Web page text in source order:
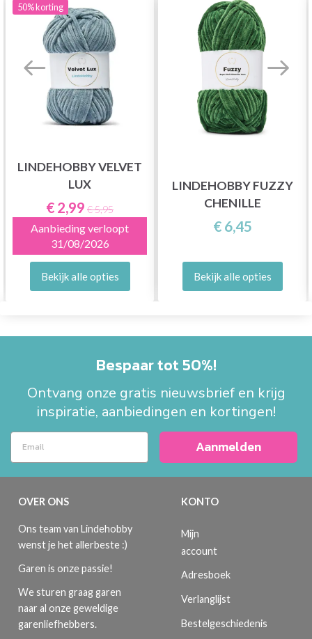
50%korting
LINDEHOBBY VELVET
LUX
€ 2,99 € 5,95
Aanbieding verloopt
31/08/2026
Bekijk alle opties
LINDEHOBBY FUZZY
CHENILLE
€ 6,45
Bekijk alle opties
Bespaar tot 50%!
Ontvang onze gratis nieuwsbrief en krijg
inspiratie, aanbiedingen en kortingen!
Aanmelden
OVER ONS
Ons team van Lindehobby
wenst je het allerbeste :)
Garen is onze passie!
We sturen graag garen
naar al onze geweldige
garenliefhebbers.
KONTO
Mijn
account
Adresboek
Verlanglijst
Bestelgeschiedenis